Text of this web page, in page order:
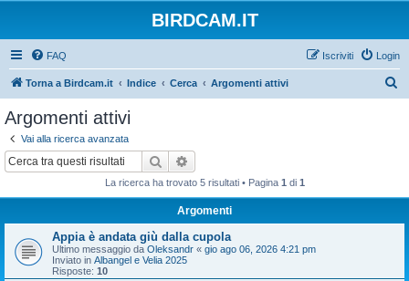
BIRDCAM.IT
FAQ Login
Iscriviti
Torna a Birdcam.it Indice Cerca Argomenti attivi
Argomenti attivi
Vai alla ricerca avanzata
Cerca
La ricerca ha trovato 5 risultati • Pagina 1 di 1
Argomenti
Appia è andata giù dalla cupola
Ultimo messaggio da Oleksandr « gio ago 06, 2026 4:21 pm
Inviato in Albangel e Velia 2025
Risposte: 10